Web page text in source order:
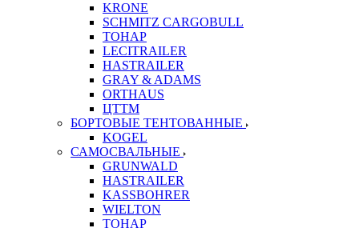
KRONE
SCHMITZ CARGOBULL
ТОНАР
LECITRAILER
HASTRAILER
GRAY & ADAMS
ORTHAUS
ЦТТМ
БОРТОВЫЕ ТЕНТОВАННЫЕ
KOGEL
САМОСВАЛЬНЫЕ
GRUNWALD
HASTRAILER
KASSBOHRER
WIELTON
ТОНАР